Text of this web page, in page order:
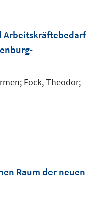
Fock, Theodor;
Raum der neuen